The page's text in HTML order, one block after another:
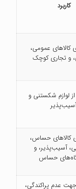
کاربرد
کالاهای عمومی،
و تجاری کوچک
لوازم شکستنی و
کالاهای حساس،
آسیب‌پذیر، و
حساس
عدم پراکندگی،